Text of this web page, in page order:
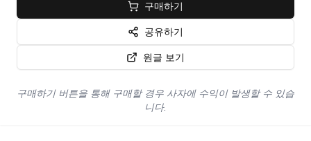
구매하기
공유하기
원글 보기
구매하기 버튼을 통해 구매할 경우 사자에 수익이 발생할 수 있습
니다.